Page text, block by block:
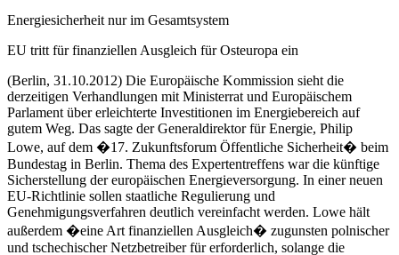
Energiesicherheit nur im Gesamtsystem
EU tritt für finanziellen Ausgleich für Osteuropa ein
(Berlin, 31.10.2012) Die Europäische Kommission sieht die
derzeitigen Verhandlungen mit Ministerrat und Europäischem
Parlament über erleichterte Investitionen im Energiebereich auf
gutem Weg. Das sagte der Generaldirektor für Energie, Philip
Lowe, auf dem �17. Zukunftsforum Öffentliche Sicherheit� beim
Bundestag in Berlin. Thema des Expertentreffens war die künftige
Sicherstellung der europäischen Energieversorgung. In einer neuen
EU-Richtlinie sollen staatliche Regulierung und
Genehmigungsverfahren deutlich vereinfacht werden. Lowe hält
außerdem �eine Art finanziellen Ausgleich� zugunsten polnischer
und tschechischer Netzbetreiber für erforderlich, solange die